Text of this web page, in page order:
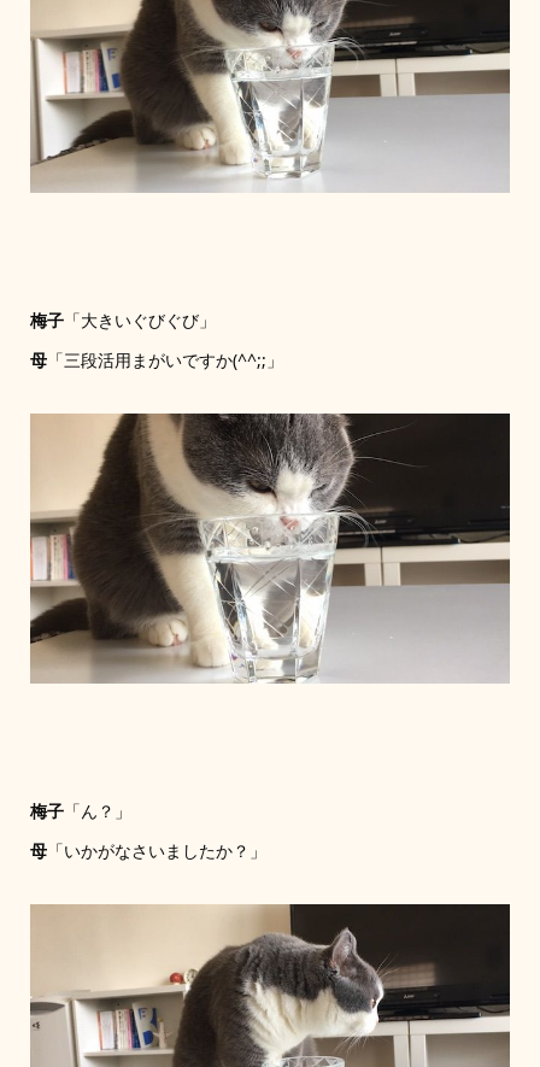
梅子「大きいぐびぐび」
母「三段活用まがいですか(^^;;」
梅子「ん？」
母「いかがなさいましたか？」